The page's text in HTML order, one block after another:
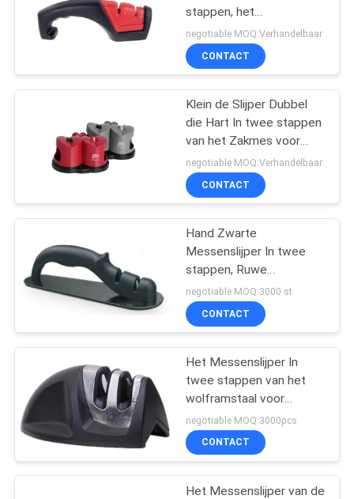
EEN
OFFERTE
SITEMAP
PRIVACY
POLICY
stappen, het
Messenslijper van de
Randgreep met Wit
Doospakket
negotiable MOQ:Verhandelbaar
CONTACT
Klein de Slijper Dubbel
die Hart In twee stappen
van het Zakmes voor
Fruitmessen wordt
gevormd
negotiable MOQ:Verhandelbaar
CONTACT
Hand Zwarte
Messenslijper In twee
stappen, Ruwe
Messenslijper voor
Zakmes
negotiable MOQ:3000 st
CONTACT
Het Messenslijper In
twee stappen van het
wolframstaal voor
Huisvrouwen 95 * 52 *
45mm
negotiable MOQ:3000pcs
CONTACT
Het Messenslijper van de